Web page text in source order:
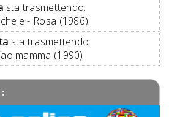
sta trasmettendo:
- Rosa (1986)
sta trasmettendo:
mamma (1990)